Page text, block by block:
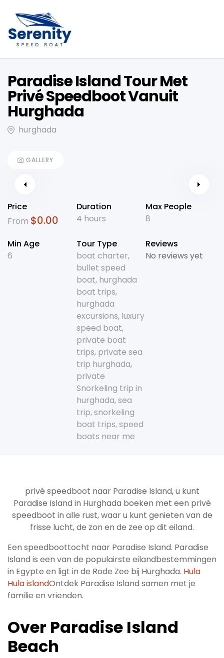
Paradise Island Tour Met
Privé Speedboot Vanuit
Hurghada
hurghada
GALLERY
Price
From $0.00
Duration
4 hours
Max People
8
Min Age
6
Tour Type
boat charter,
bullet speed
boat, hurghada
boat trips,
hurghada
excursions, luxury
speed boat,
private boat
trips, private sea
trip hurghada,
private
Snorkeling trip in
hurghada,sea
trip,snorkeling
boat trips,speed
boats near me
Reviews
No reviews yet
privé speedboot naar Paradise Island, u kunt
Paradise Island in Hurghada boeken met een privé
speedboot in alle rust, waar u kunt genieten van de
frisse lucht, de zon en de zee op dit eiland.
Een speedboottocht naar Paradise Island. Paradise
Island is een van de populairste eilandbestemmingen
in Egypte en ligt in de Rode Zee bij Hurghada. Hula
Hula islandOntdek Paradise Island samen met je
familie en vrienden.
Over Paradise Island
Beach